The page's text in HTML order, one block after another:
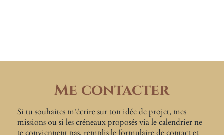
Me contacter
Si tu souhaites m'écrire sur ton idée de projet, mes
missions ou si les créneaux proposés via le calendrier ne